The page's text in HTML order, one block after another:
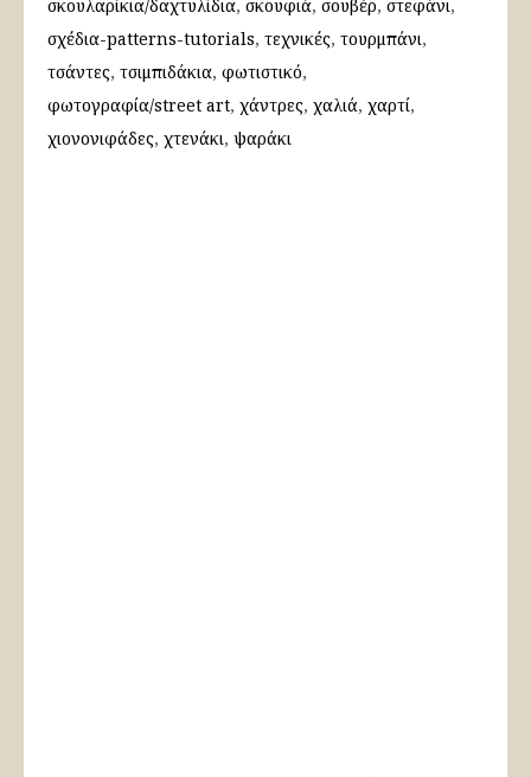
σκουλαρίκια/δαχτυλίδια σκουφιά σουβέρ στεφάνι
σχέδια-patterns-tutorials τεχνικές τουρμπάνι
τσάντες τσιμπιδάκια φωτιστικό
φωτογραφία/street art χάντρες χαλιά χαρτί
χιονονιφάδες χτενάκι ψαράκι